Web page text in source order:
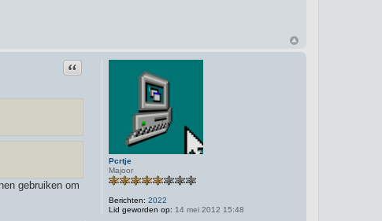
Pcrtje
Majoor
Berichten: 2022
Lid geworden op: 14 mei 2012 15:48
Citeer
gebruiken om